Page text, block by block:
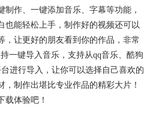
制作、一键添加音乐、字幕等功能，
也能轻松上手，制作好的视频还可以
，让更好的朋友看到你的作品，非常
一键导入音乐，支持从qq音乐、酷狗
进行导入，让你可以选择自己喜欢的
制作出堪比专业作品的精彩大片！
载体验吧！